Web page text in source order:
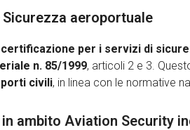
aeroportuale
certificazione per i servizi di
n. 85/1999, articoli 2 e 3.
civili, in linea con le normative
ambito Aviation Security